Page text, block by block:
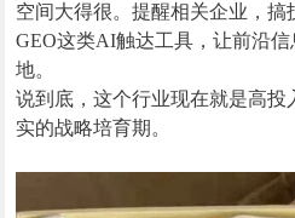
空间大得很。提醒相关企业，搞
GEO这类AI触达工具，让前沿
地。
说到底，这个行业现在就是高
实的战略培育期。